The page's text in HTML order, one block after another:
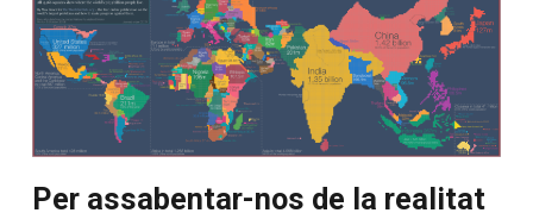
Per assabentar-nos de la
realitat del món, hem de mirar la